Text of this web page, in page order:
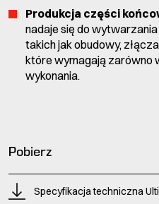
Produkcja części
nadaje się do
takich jak obudowy,
które wymagają zarówno
wykonania.
Pobierz
Specyfikacja techniczna